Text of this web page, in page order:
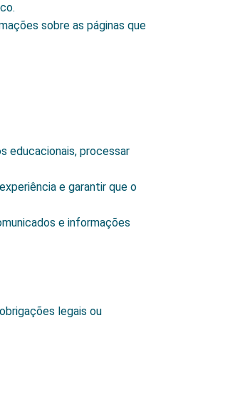
sobre as páginas que
educacionais, processar
e garantir que o
e informações
legais ou